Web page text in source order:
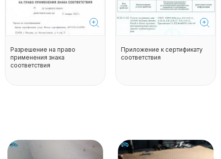
Разрешение на право
применения знака
соответствия
Приложение к сертификату
соответствия